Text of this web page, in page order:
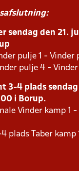
søndag den 21.
pulje 1 - Vinder
pulje 4 -
3-4 plads søndag
i Borup.
Vinder kamp 1
plads Taber kamp